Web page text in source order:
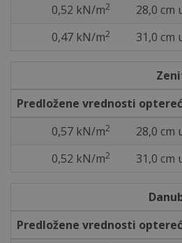
0,52 kN/m2
28,0 cm
0,47 kN/m2 31,0 cm
Predložene vrednosti
0,57 kN/m2
28,0 cm
0,52 kN/m2 31,0 cm
Predložene vrednosti